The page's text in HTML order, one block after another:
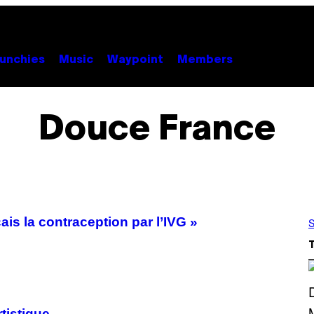
Music Waypoint Members
Douce France
la contraception par l’IVG »